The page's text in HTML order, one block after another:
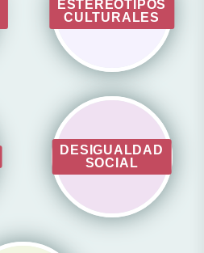
ESTEREOTIPOS
CULTURALES
DESIGUALDAD
SOCIAL